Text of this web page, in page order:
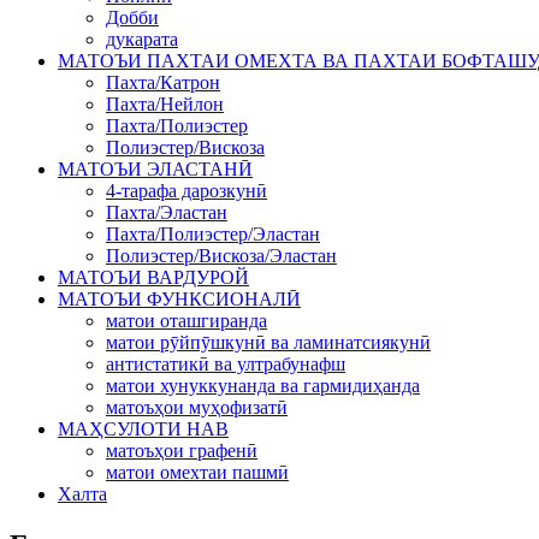
Добби
дукарата
МАТОЪИ ПАХТАИ ОМЕХТА ВА ПАХТАИ
Пахта/Катрон
Пахта/Нейлон
Пахта/Полиэстер
Полиэстер/Вискоза
МАТОЪИ ЭЛАСТАНӢ
4-тарафа дарозкунӣ
Пахта/Эластан
Пахта/Полиэстер/Эластан
Полиэстер/Вискоза/Эластан
МАТОЪИ ВАРДУРОЙ
МАТОЪИ ФУНКСИОНАЛӢ
матои оташгиранда
матои рӯйпӯшкунӣ ва ламинатсиякунӣ
антистатикӣ ва ултрабунафш
матои хунуккунанда ва гармидиҳанда
матоъҳои муҳофизатӣ
МАҲСУЛОТИ НАВ
матоъҳои графенӣ
матои омехтаи пашмӣ
Халта